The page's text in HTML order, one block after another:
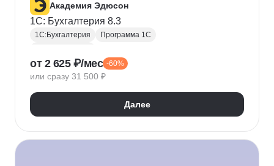
Академия Эдюсон
1С: Бухгалтерия 8.3
1С:Бухгалтерия
Программа 1С
от 2 625 ₽/мес -60%
или сразу 31 500 ₽
Далее